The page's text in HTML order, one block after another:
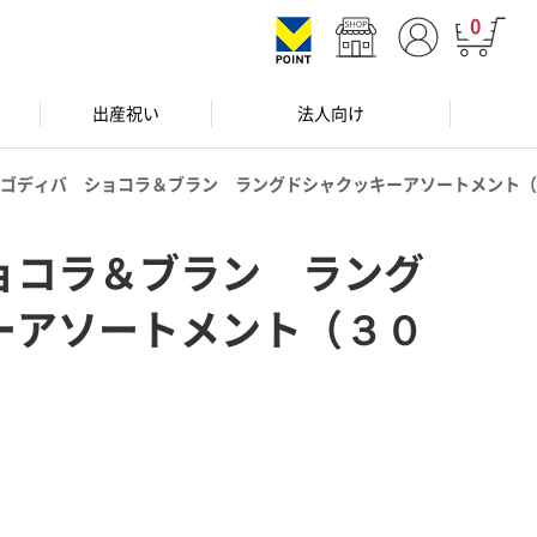
0
出産祝い 法人向け
ゴディバ ショコラ＆ブラン ラングドシャクッキーアソートメント
ラ＆ブラン ラング
ソートメント（３０